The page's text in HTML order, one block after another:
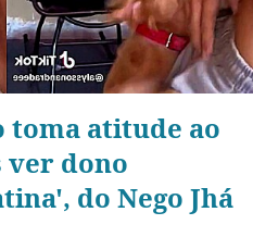
toma atitude ao
ver dono
do Nego Jhá